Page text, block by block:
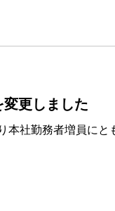
更しました
本社勤務者増員に